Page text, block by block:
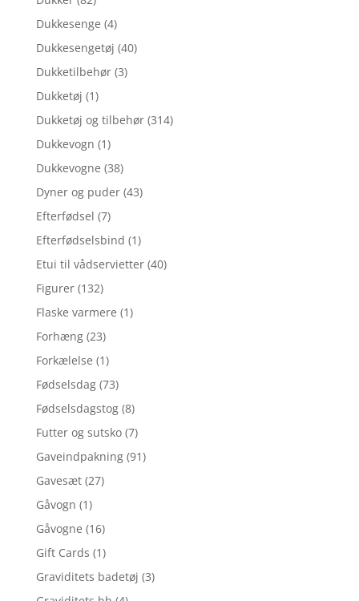
Dukkesenge (4)
Dukkesengetøj (40)
Dukketilbehør (3)
Dukketøj (1)
Dukketøj og tilbehør (314)
Dukkevogn (1)
Dukkevogne (38)
Dyner og puder (43)
Efterfødsel (7)
Efterfødselsbind (1)
Etui til vådservietter (40)
Figurer (132)
Flaske varmere (1)
Forhæng (23)
Forkælelse (1)
Fødselsdag (73)
Fødselsdagstog (8)
Futter og sutsko (7)
Gaveindpakning (91)
Gavesæt (27)
Gåvogn (1)
Gåvogne (16)
Gift Cards (1)
Graviditets badetøj (3)